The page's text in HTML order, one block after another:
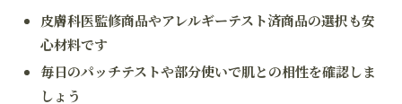
皮膚科医監修商品やアレルギーテスト済商品の選択も安
心材料です
毎日のパッチテストや部分使いで肌との相性を確認しま
しょう